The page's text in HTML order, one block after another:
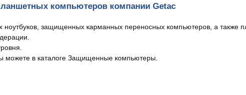
компьютеров компании Getac
защищенных карманных переносных компьютеров, а также
можете в каталоге Защищенные компьютеры.